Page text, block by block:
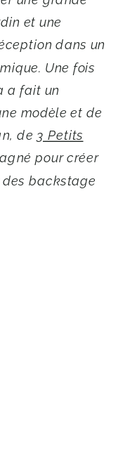
et une
dans un
Une fois
a fait un
modèle et de
de 3 Petits
pour créer
backstage